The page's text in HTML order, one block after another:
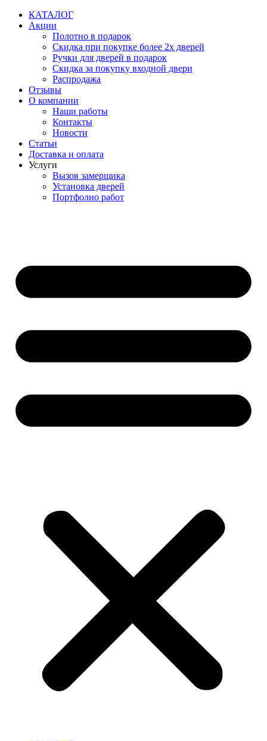
Перейти
содержимому
КАТАЛОГ
Акции
Полотно в подарок
Скидка при покупке более 2х дверей
Ручки для дверей в подарок
Скидка за покупку входной двери
Распродажа
Отзывы
О компании
Наши работы
Контакты
Новости
Статьи
Доставка и оплата
Услуги
Вызов замерщика
Установка дверей
Портфолио работ